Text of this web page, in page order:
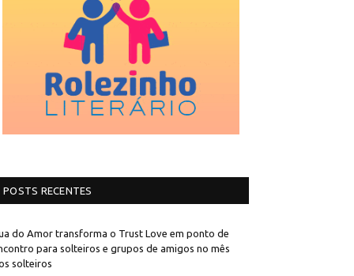
POSTS RECENTES
do Amor transforma o Trust Love em ponto de
para solteiros e grupos de amigos no mês
solteiros